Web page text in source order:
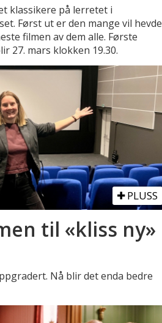
klassikere på lerretet i
Først ut er den mange vil hevde
filmen av dem alle. Første
27. mars klokken 19.30.
PLUSS
til «kliss ny»
Nå blir det enda bedre